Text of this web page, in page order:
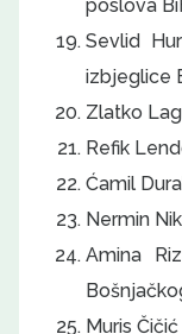
poslova
Sevlid
izbjeglice
Zlatko
Refik
Ćamil
Nermin
Amina
Muris